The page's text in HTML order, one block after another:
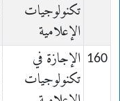
تكنولوجيات
الإعلامية
160 الإجازة في
تكنولوجيات